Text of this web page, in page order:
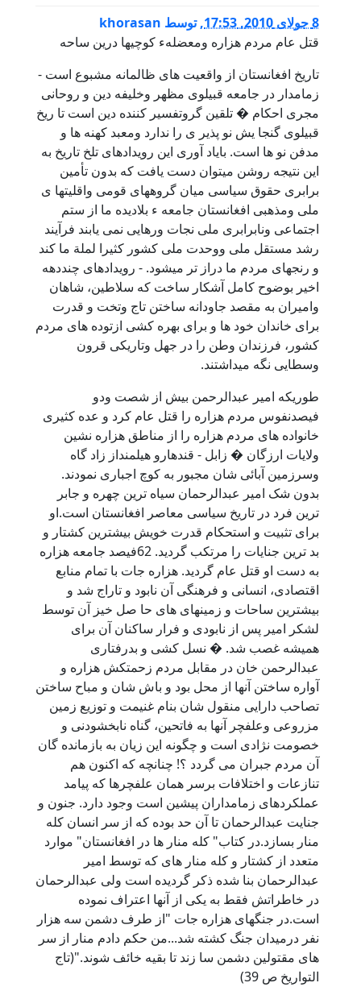
8 جولای 2010, 17:53 ,توسط khorasan
قتل عام مردم هزاره ومعضلهء کوچیها درین ساحه
تاریخ افغانستان از واقعیت های ظالمانه مشبوع است -
زمامدار در جامعه قبیلوی مظهر وخلیفه دین و روحانی
مجری احکام � تلقین گروتفسیر کننده دین است تا ریخ
قبیلوی گنجا یش نو پذیر ی را ندارد ومعبد کهنه ها و
مدفن نو ها است. بایاد آوری این رویدادهای تلخ تاریخ به
این نتیجه روشن میتوان دست یافت که بدون تأمین
برابری حقوق سیاسی میان گروههای قومی واقلیتها ی
ملی ومذهبی افغانستان جامعه ء بلادیده ما از ستم
اجتماعی ونابرابری ملی نجات ورهایی نمی یابند فرآیند
رشد مستقل ملی ووحدت ملی کشور کثیرا لملة ما کند
و رنجهای مردم ما دراز تر میشود. - رویدادهای چنددهه
اخیر بوضوح کامل آشکار ساخت که سلاطین، شاهان
وامیران به مقصد جاودانه ساختن تاج وتخت و قدرت
برای خاندان خود ها و برای بهره کشی ازتوده های مردم
کشور، فرزندان وطن را در جهل وتاریکی قرون
وسطایی نگه میداشتند.
طوریکه امیر عبدالرحمن بیش از شصت ودو
فیصدنفوس مردم هزاره را قتل عام کرد و عده کثیری
خانواده های مردم هزاره را از مناطق هزاره نشین
ولایات ارزگان � زابل - قندهارو هیلمنداز زاد گاه
وسرزمین آبائی شان مجبور به کوچ اجباری نمودند.
بدون شک امیر عبدالرحمان سیاه ترین چهره و جابر
ترین فرد در تاریخ سیاسی معاصر افغانستان است.او
برای تثبیت و استحکام قدرت خویش بیشترین کشتار و
بد ترین جنایات را مرتکب گردید. 62فیصد جامعه هزاره
به دست او قتل عام گردید. هزاره جات با تمام منابع
اقتصادی، انسانی و فرهنگی آن نابود و تاراج شد و
بیشترین ساحات و زمینهای های حا صل خیز آن توسط
لشکر امیر پس از نابودی و فرار ساکنان آن برای
همیشه غصب شد. � نسل کشی و بدرفتاری
عبدالرحمن خان در مقابل مردم زحمتکش هزاره و
آواره ساختن آنها از محل بود و باش شان و مباح ساختن
تصاحب دارايی منقول شان بنام غنيمت و توزيع زمين
مزروعی وعلفچر آنها به فاتحين، گناه نابخشودنی و
خصومت نژادی است و چگونه اين زيان به بازمانده گان
آن مردم جبران می گردد ؟! چنانچه که اکنون هم
تنازعات و اختلافات برسر همان علفچرها که پيامد
عملکردهای زمامداران پيشين است وجود دارد. جنون و
جنایت عبدالرحمان تا آن حد بوده که از سر انسان کله
منار بسازد.در کتاب" کله منار ها در افغانستان" موارد
متعدد از کشتار و کله منار های که توسط امیر
عبدالرحمان بنا شده ذکر گردیده است ولی عبدالرحمان
در خاطراتش فقط به یکی از آنها اعتراف نموده
است.در جنگهای هزاره جات "از طرف دشمن سه هزار
نفر درمیدان جنگ کشته شد...من حکم دادم منار از سر
های مقتولین دشمن سا زند تا بقیه خائف شوند."(تاج
التواریخ ص 39)